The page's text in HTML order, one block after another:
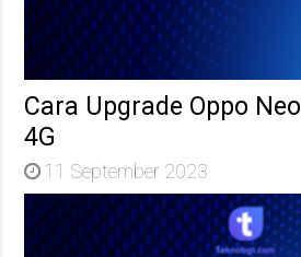
Cara Upgrade Oppo
4G
11 September 2023